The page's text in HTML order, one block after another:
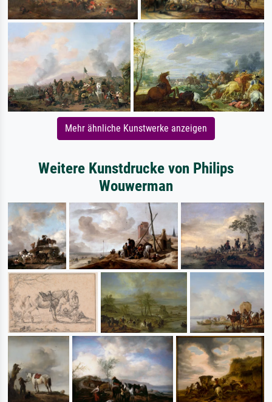
Mehr ähnliche Kunstwerke anzeigen
Weitere Kunstdrucke von Philips
Wouwerman